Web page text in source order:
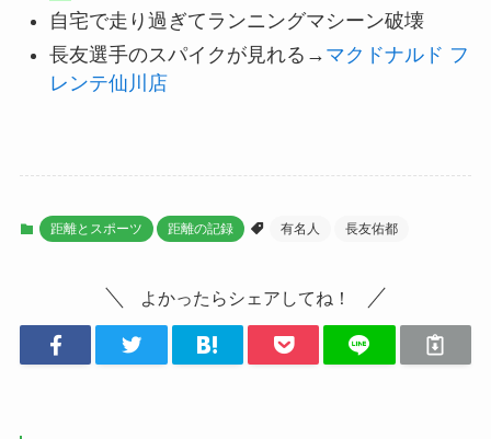
自宅で走り過ぎてランニングマシーン破壊
長友選手のスパイクが見れる→ マクドナルド フ
レンテ仙川店
距離とスポーツ 距離の記録 有名人 長友佑都
よかったらシェアしてね！